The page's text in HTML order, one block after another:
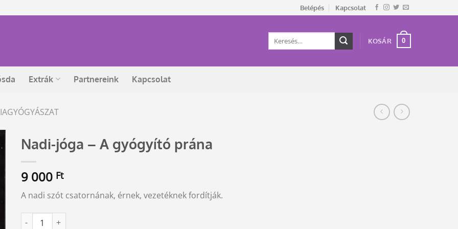
Belépés Kapcsolat
Keresés
KOSÁR 0
Extrák Partnereink Kapcsolat
Nadi-jóga – A gyógyító prána
9 000 Ft
A nadi szót csatornának, érnek, vezetéknek fordítják.
Nadi-jóga - A gyógyító prána mennyiség
Alternative: